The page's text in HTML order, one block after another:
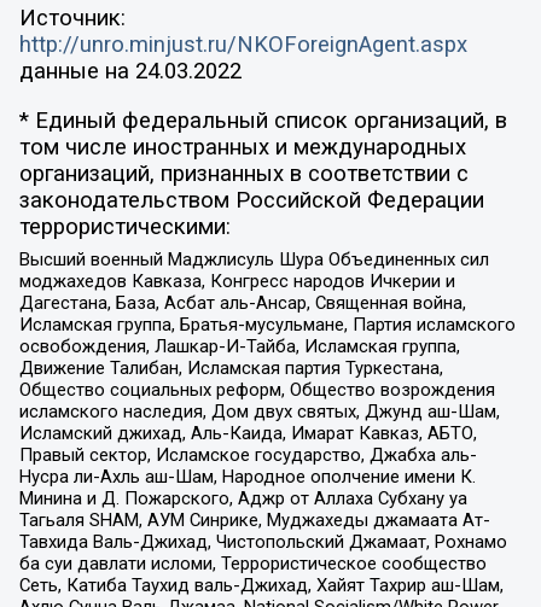
Источник:
http://unro.minjust.ru/NKOForeignAgent.aspx
данные на 24.03.2022
* Единый федеральный список организаций, в
том числе иностранных и международных
организаций, признанных в соответствии с
законодательством Российской Федерации
террористическими:
Высший военный Маджлисуль Шура Объединенных сил
моджахедов Кавказа, Конгресс народов Ичкерии и
Дагестана, База, Асбат аль-Ансар, Священная война,
Исламская группа, Братья-мусульмане, Партия исламского
освобождения, Лашкар-И-Тайба, Исламская группа,
Движение Талибан, Исламская партия Туркестана,
Общество социальных реформ, Общество возрождения
исламского наследия, Дом двух святых, Джунд аш-Шам,
Исламский джихад, Аль-Каида, Имарат Кавказ, АБТО,
Правый сектор, Исламское государство, Джабха аль-
Нусра ли-Ахль аш-Шам, Народное ополчение имени К.
Минина и Д. Пожарского, Аджр от Аллаха Субхану уа
Тагьаля SHAM, АУМ Синрике, Муджахеды джамаата Ат-
Тавхида Валь-Джихад, Чистопольский Джамаат, Рохнамо
ба суи давлати исломи, Террористическое сообщество
Сеть, Катиба Таухид валь-Джихад, Хайят Тахрир аш-Шам,